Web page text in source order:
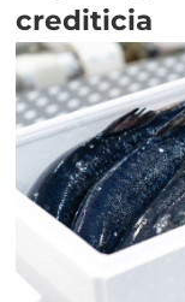
crediticia